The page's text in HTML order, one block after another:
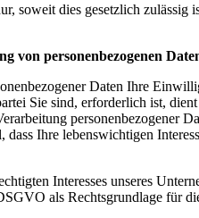
soweit dies gesetzlich
von personenbezogenen
Daten Ihre
Sie sind, erforderlich ist,
personenbezogener
Ihre lebenswichtigen
Interesses unseres
als Rechtsgrundlage für